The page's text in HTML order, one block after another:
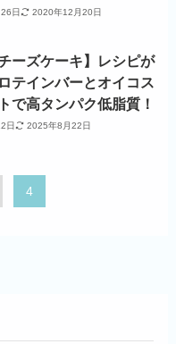
日 2020年12月20日
ーズケーキ】レシピが
テインバーとオイコス
で高タンパク低脂質！
日 2025年8月22日
4